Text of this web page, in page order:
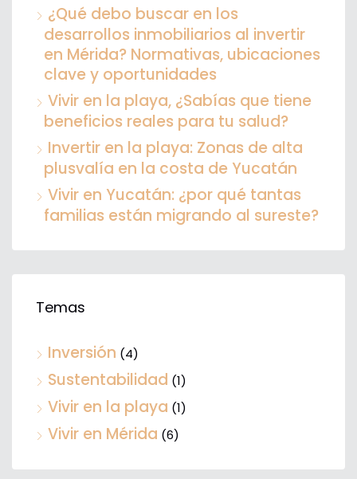
¿Qué debo buscar en los
desarrollos inmobiliarios al invertir
en Mérida? Normativas, ubicaciones
clave y oportunidades
Vivir en la playa, ¿Sabías que tiene
beneficios reales para tu salud?
Invertir en la playa: Zonas de alta
plusvalía en la costa de Yucatán
Vivir en Yucatán: ¿por qué tantas
familias están migrando al sureste?
Temas
Inversión (4)
Sustentabilidad (1)
Vivir en la playa (1)
Vivir en Mérida (6)